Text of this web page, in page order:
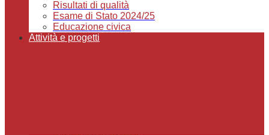
Risultati di qualità
Esame di Stato 2024/25
Educazione civica
Attività e progetti